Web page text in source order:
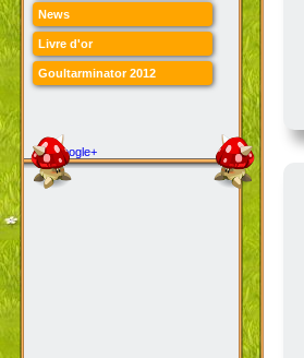
News
Livre d'or
Goultarminator 2012
Google+